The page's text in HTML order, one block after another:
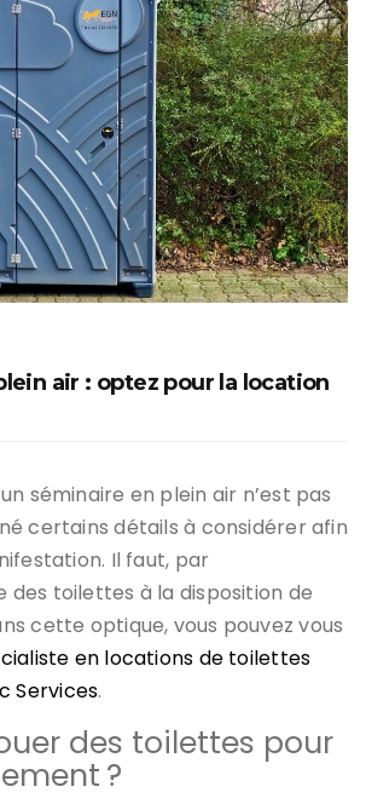
air : optez pour la location
séminaire en plein air n’est pas
certains détails à considérer afin
Il faut, par
des toilettes à la disposition de
cette optique, vous pouvez vous
en locations de toilettes
Services.
des toilettes pour
?